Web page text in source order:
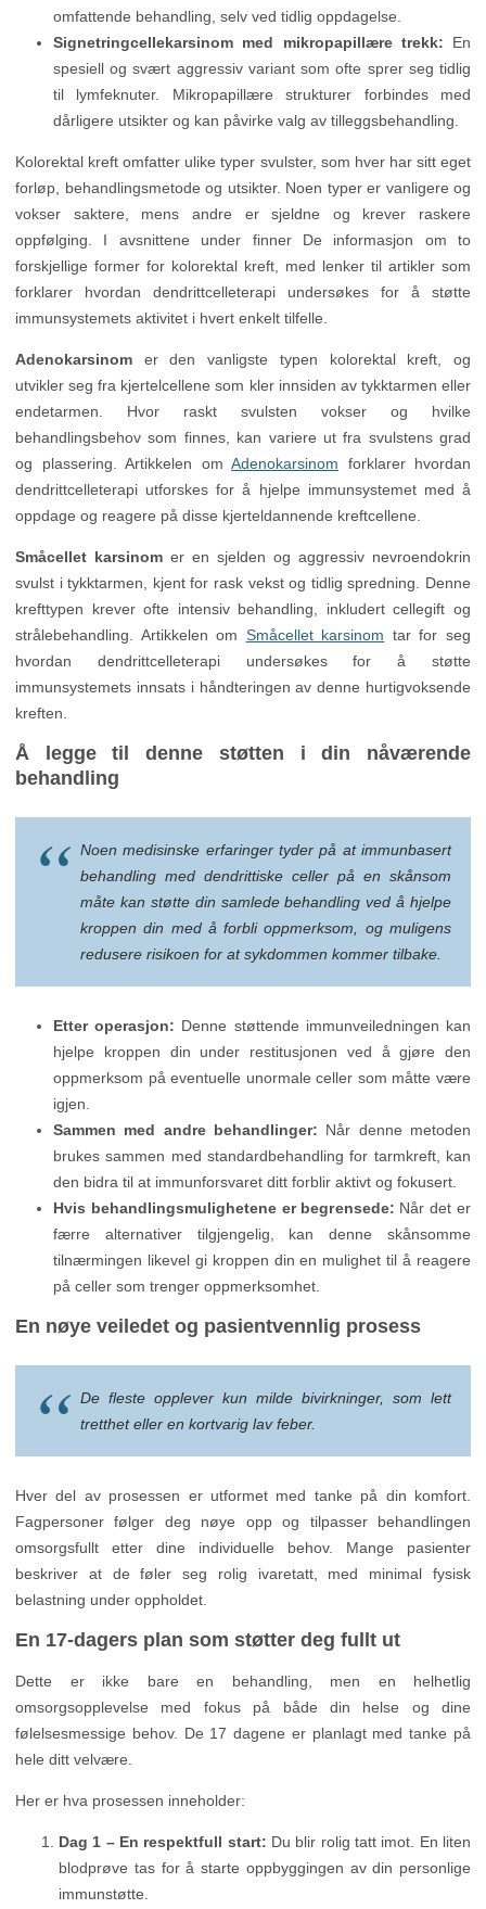
omfattende behandling, selv ved tidlig oppdagelse.
Signetringcellekarsinom med mikropapillære trekk: En
spesiell og svært aggressiv variant som ofte sprer seg tidlig
til lymfeknuter. Mikropapillære strukturer forbindes med
dårligere utsikter og kan påvirke valg av tilleggsbehandling.
Kolorektal kreft omfatter ulike typer svulster, som hver har sitt eget
forløp, behandlingsmetode og utsikter. Noen typer er vanligere og
vokser saktere, mens andre er sjeldne og krever raskere
oppfølging. I avsnittene under finner De informasjon om to
forskjellige former for kolorektal kreft, med lenker til artikler som
forklarer hvordan dendrittcelleterapi undersøkes for å støtte
immunsystemets aktivitet i hvert enkelt tilfelle.
Adenokarsinom er den vanligste typen kolorektal kreft, og
utvikler seg fra kjertelcellene som kler innsiden av tykktarmen eller
endetarmen. Hvor raskt svulsten vokser og hvilke
behandlingsbehov som finnes, kan variere ut fra svulstens grad
og plassering. Artikkelen om Adenokarsinom forklarer hvordan
dendrittcelleterapi utforskes for å hjelpe immunsystemet med å
oppdage og reagere på disse kjerteldannende kreftcellene.
Småcellet karsinom er en sjelden og aggressiv nevroendokrin
svulst i tykktarmen, kjent for rask vekst og tidlig spredning. Denne
krefttypen krever ofte intensiv behandling, inkludert cellegift og
strålebehandling. Artikkelen om Småcellet karsinom tar for seg
hvordan dendrittcelleterapi undersøkes for å støtte
immunsystemets innsats i håndteringen av denne hurtigvoksende
kreften.
Å legge til denne støtten i din nåværende
behandling
Noen medisinske erfaringer tyder på at immunbasert
behandling med dendrittiske celler på en skånsom
måte kan støtte din samlede behandling ved å hjelpe
kroppen din med å forbli oppmerksom, og muligens
redusere risikoen for at sykdommen kommer tilbake.
Etter operasjon: Denne støttende immunveiledningen kan
hjelpe kroppen din under restitusjonen ved å gjøre den
oppmerksom på eventuelle unormale celler som måtte være
igjen.
Sammen med andre behandlinger: Når denne metoden
brukes sammen med standardbehandling for tarmkreft, kan
den bidra til at immunforsvaret ditt forblir aktivt og fokusert.
Hvis behandlingsmulighetene er begrensede: Når det er
færre alternativer tilgjengelig, kan denne skånsomme
tilnærmingen likevel gi kroppen din en mulighet til å reagere
på celler som trenger oppmerksomhet.
En nøye veiledet og pasientvennlig prosess
De fleste opplever kun milde bivirkninger, som lett
tretthet eller en kortvarig lav feber.
Hver del av prosessen er utformet med tanke på din komfort.
Fagpersoner følger deg nøye opp og tilpasser behandlingen
omsorgsfullt etter dine individuelle behov. Mange pasienter
beskriver at de føler seg rolig ivaretatt, med minimal fysisk
belastning under oppholdet.
En 17-dagers plan som støtter deg fullt ut
Dette er ikke bare en behandling, men en helhetlig
omsorgsopplevelse med fokus på både din helse og dine
følelsesmessige behov. De 17 dagene er planlagt med tanke på
hele ditt velvære.
Her er hva prosessen inneholder:
Dag 1 – En respektfull start: Du blir rolig tatt imot. En liten
blodprøve tas for å starte oppbyggingen av din personlige
immunstøtte.